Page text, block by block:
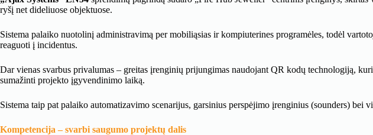
ryšį net dideliuose objektuose.
Sistema palaiko nuotolinį administravimą per mobiliąsias ir kompiuterines programėles, todėl
reaguoti į incidentus.
Dar vienas svarbus privalumas – greitas įrenginių prijungimas naudojant QR kodų technologiją,
sumažinti projekto įgyvendinimo laiką.
Sistema taip pat palaiko automatizavimo scenarijus, garsinius perspėjimo įrenginius (sounders)
Kompetencija – svarbi saugumo projektų dalis